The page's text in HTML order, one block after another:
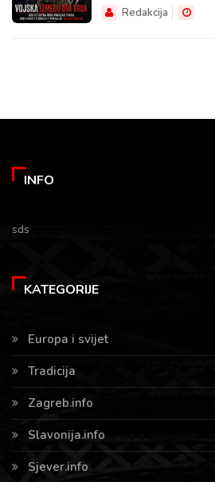
Redakcija
INFO
sds
KATEGORIJE
Europa i svijet
Tradicija
Zagreb.info
Slavonija.info
Sjever.info